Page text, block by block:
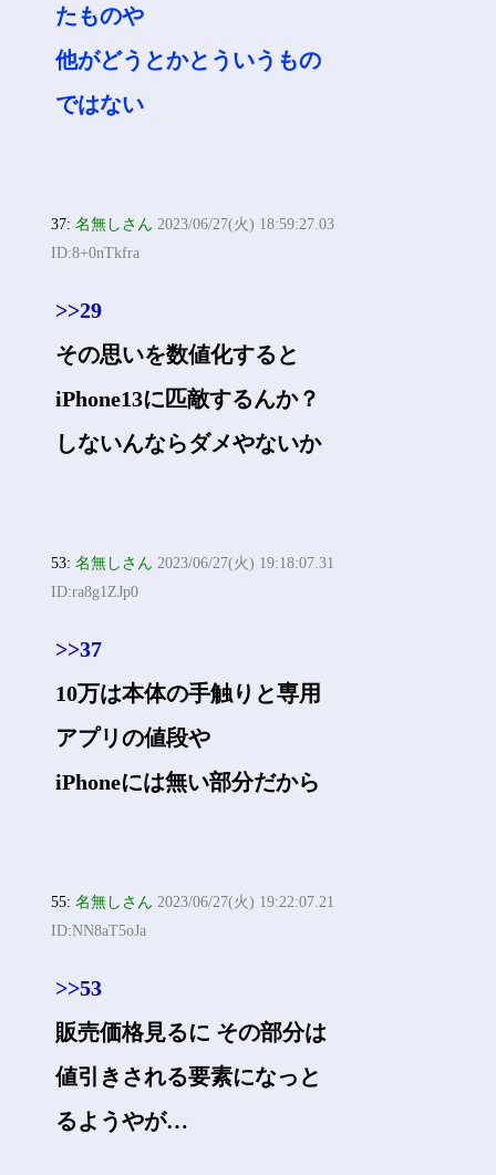
たものや
他がどうとかとういうもの
ではない
37:名無しさん 2023/06/27(火) 18:59:27.03
ID:8+0nTkfra
>>29
その思いを数値化すると
iPhone13に匹敵するんか？
しないんならダメやないか
53:名無しさん 2023/06/27(火) 19:18:07.31
ID:ra8g1ZJp0
>>37
10万は本体の手触りと専用
アプリの値段や
iPhoneには無い部分だから
55:名無しさん 2023/06/27(火) 19:22:07.21
ID:NN8aT5oJa
>>53
販売価格見るに その部分は
値引きされる要素になっと
るようやが…